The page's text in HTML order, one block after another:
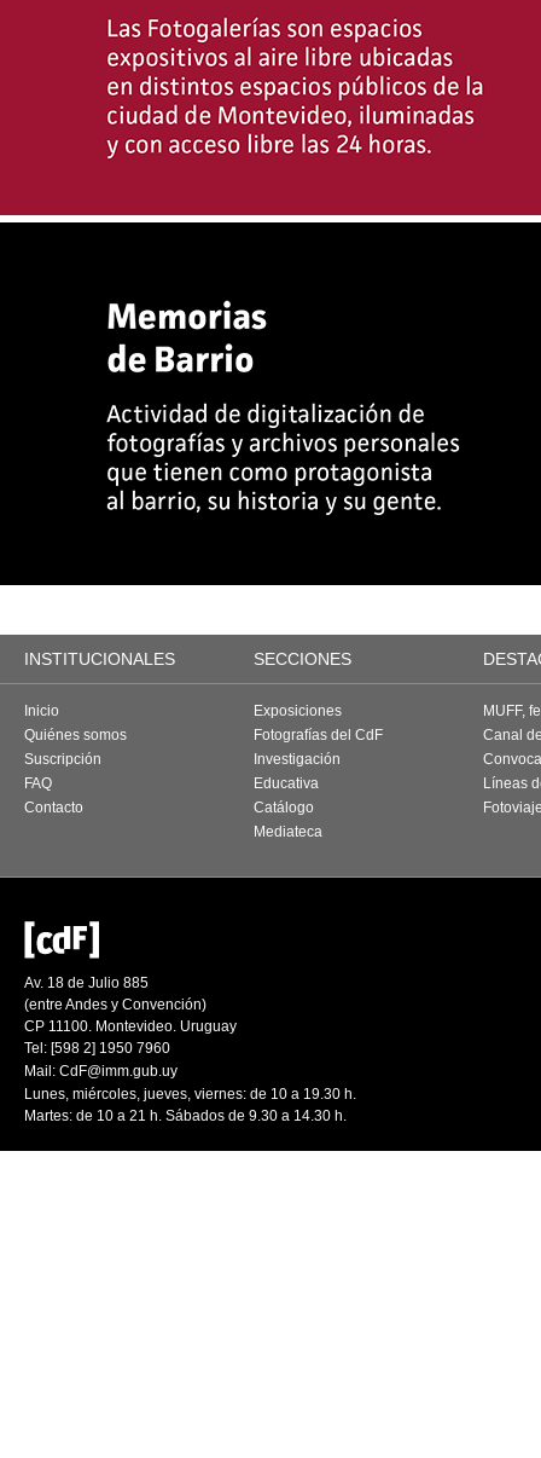
INSTITUCIONALES SECCIONES
Inicio
Quiénes somos
Suscripción
FAQ
Contacto
Exposiciones
Fotografías del CdF
Investigación
Educativa
Catálogo
Mediateca
MUFF,
Canal
Líneas
Av. 18 de Julio 885
(entre Andes y Convención)
CP 11100. Montevideo. Uruguay
Tel: [598 2] 1950 7960
Mail: CdF@imm.gub.uy
Lunes, miércoles, jueves, viernes: de 10 a 19.30 h.
Martes: de 10 a 21 h. Sábados de 9.30 a 14.30 h.